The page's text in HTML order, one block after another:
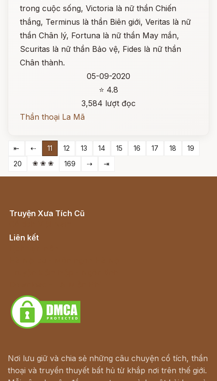
trong cuộc sống, Victoria là nữ thần Chiến
thắng, Terminus là thần Biên giới, Veritas là nữ
thần Chân lý, Fortuna là nữ thần May mắn,
Scuritas là nữ thần Bảo vệ, Fides là nữ thần
Chân thành.
05-09-2020
⭐ 4.8
3,584 lượt đọc
Thần thoại La Mã
⇤ ⇠ 11 12 13 14 15 16 17 18
19
20
❀ ❀ ❀ 169 ⇢ ⇥
Truyện Xưa Tích Cũ
Liên kết
Nơi lưu giữ và chia sẻ những câu chuyện cổ tích, thần
thoại và truyền thuyết bất hủ từ khắp nơi trên thế giới.